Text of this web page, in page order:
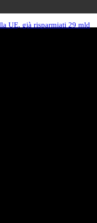
UE, già risparmiati 29 mld